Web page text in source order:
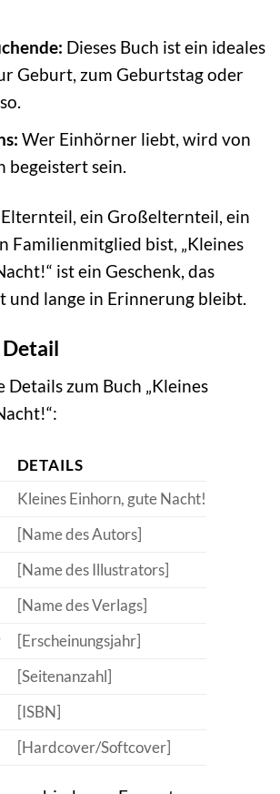
Dieses Buch ist ein ideales
Geburt, zum Geburtstag oder
Wer Einhörner liebt, wird von
begeistert sein.
Elternteil, ein Großelternteil, ein
Familienmitglied bist, „Kleines
ist ein Geschenk, das
und lange in Erinnerung bleibt.
Detail
Details zum Buch „Kleines
DETAILS
Kleines Einhorn, gute Nacht!
[Name des Autors]
[Name des Illustrators]
[Name des Verlags]
[Erscheinungsjahr]
[Seitenanzahl]
[ISBN]
[Hardcover/Softcover]